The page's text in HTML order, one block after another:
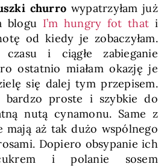
churro wypatrzyłam już
blogu I’m hungry fot that i
od kiedy je zobaczyłam.
i ciągłe zabieganie
ostatnio miałam okazję je
się dalej tym przepisem.
bardzo proste i szybkie do
nutą cynamonu. Same z
mają aż tak dużo wspólnego
Dopiero obsypanie ich
i polanie sosem